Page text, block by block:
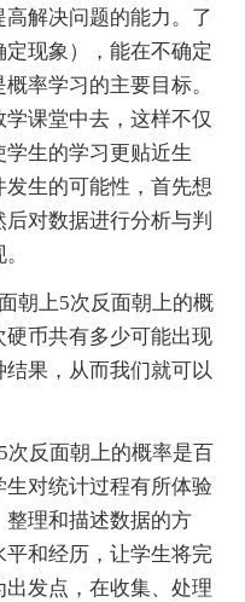
解决问题的能力。了
现象），能在不确定
率学习的主要目标。
课堂中去，这样不仅
生的学习更贴近生
生的可能性，首先想
对数据进行分析与判
上5次反面朝上的概
币共有多少可能出现
果，从而我们就可以
反面朝上的概率是百
对统计过程有所体验
理和描述数据的方
和经历，让学生将完
发点，在收集、处理